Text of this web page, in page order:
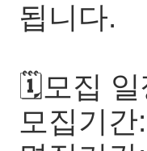
됩니다.
🗓️모집 일
모집기